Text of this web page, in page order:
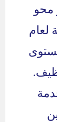
محو
لعام
مستوى